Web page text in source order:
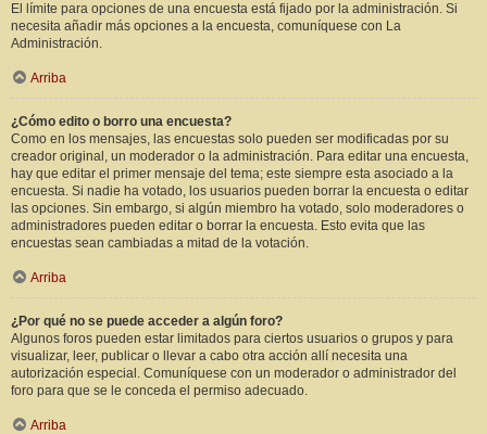
El límite para opciones de una encuesta está fijado por la administración. Si
necesita añadir más opciones a la encuesta, comuníquese con La
Administración.
Arriba
¿Cómo edito o borro una encuesta?
Como en los mensajes, las encuestas solo pueden ser modificadas por su
creador original, un moderador o la administración. Para editar una encuesta,
hay que editar el primer mensaje del tema; este siempre esta asociado a la
encuesta. Si nadie ha votado, los usuarios pueden borrar la encuesta o editar
las opciones. Sin embargo, si algún miembro ha votado, solo moderadores o
administradores pueden editar o borrar la encuesta. Esto evita que las
encuestas sean cambiadas a mitad de la votación.
Arriba
¿Por qué no se puede acceder a algún foro?
Algunos foros pueden estar limitados para ciertos usuarios o grupos y para
visualizar, leer, publicar o llevar a cabo otra acción allí necesita una
autorización especial. Comuníquese con un moderador o administrador del
foro para que se le conceda el permiso adecuado.
Arriba